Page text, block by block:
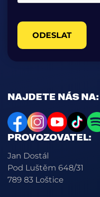
NAJDETE NÁS NA:
PROVOZOVATEL:
Jan Dostál
Pod Luštěm 648/31
789 83 Loštice
ODESLAT